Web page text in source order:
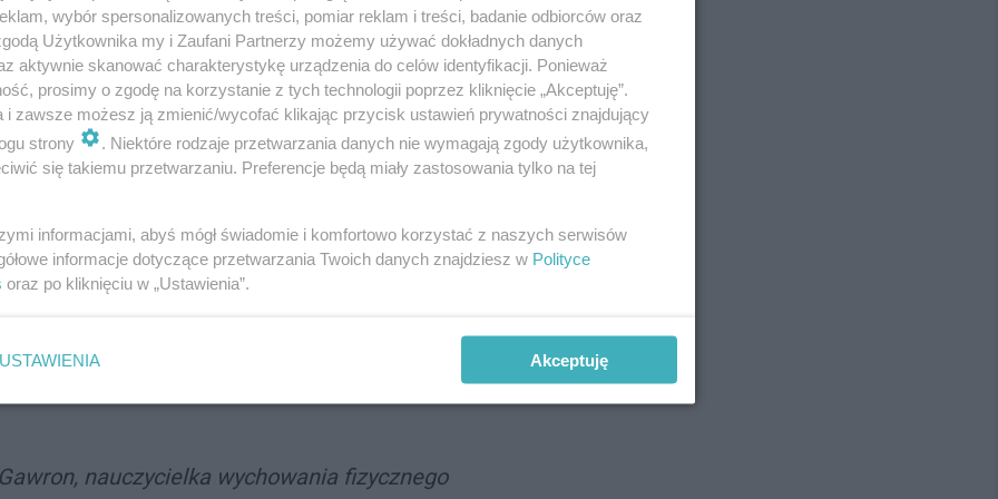
zostanie skierowana do konsultacji
życie od nowego roku szkolnego - we wrześniu
zespole
znalazła się nauczycielka z naszego miasta. Do
cieszy się także jej placówka.
nauczycielka wychowania fizycznego
wybór spersonalizowanych treści, pomiar reklam i treści, badanie odbiorców oraz
Użytkownika my i Zaufani Partnerzy możemy używać dokładnych danych
aktywnie skanować charakterystykę urządzenia do celów identyfikacji. Ponieważ
prosimy o zgodę na korzystanie z tych technologii poprzez kliknięcie „Akceptuję”.
i zawsze możesz ją zmienić/wycofać klikając przycisk ustawień prywatności znajdujący
strony
. Niektóre rodzaje przetwarzania danych nie wymagają zgody użytkownika,
się takiemu przetwarzaniu. Preferencje będą miały zastosowania tylko na tej
informacjami, abyś mógł świadomie i komfortowo korzystać z naszych serwisów
informacje dotyczące przetwarzania Twoich danych znajdziesz w Polityce
oraz po kliknięciu w „Ustawienia”.
USTAWIENIA Akceptuję